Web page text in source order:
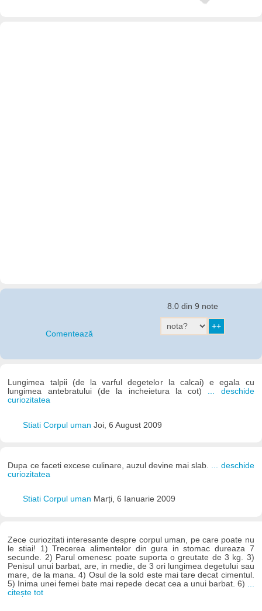
Comentează
8.0 din 9 note
Lungimea talpii (de la varful degetelor la calcai) e egala cu
lungimea antebratului (de la incheietura la cot) ... deschide
curiozitatea
Stiati Corpul uman Joi, 6 August 2009
Dupa ce faceti excese culinare, auzul devine mai slab. ... deschide
curiozitatea
Stiati Corpul uman Marți, 6 Ianuarie 2009
Zece curiozitati interesante despre corpul uman, pe care poate nu
le stiai! 1) Trecerea alimentelor din gura in stomac dureaza 7
secunde. 2) Parul omenesc poate suporta o greutate de 3 kg. 3)
Penisul unui barbat, are, in medie, de 3 ori lungimea degetului sau
mare, de la mana. 4) Osul de la sold este mai tare decat cimentul.
5) Inima unei femei bate mai repede decat cea a unui barbat. 6)
citește tot